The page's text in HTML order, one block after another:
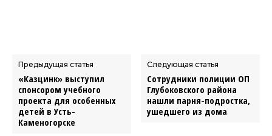
Предыдущая статья
«Казцинк» выступил
спонсором учебного
проекта для особенных
детей в Усть-
Каменогорске
Следующая статья
Сотрудники полиции ОП
Глубоковского района
нашли парня-подростка,
ушедшего из дома